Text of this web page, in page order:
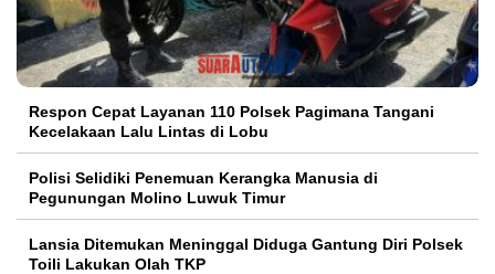
Respon Cepat Layanan 110 Polsek Pagimana Tangani
Kecelakaan Lalu Lintas di Lobu
Polisi Selidiki Penemuan Kerangka Manusia di
Pegunungan Molino Luwuk Timur
Lansia Ditemukan Meninggal Diduga Gantung Diri Polsek
Toili Lakukan Olah TKP